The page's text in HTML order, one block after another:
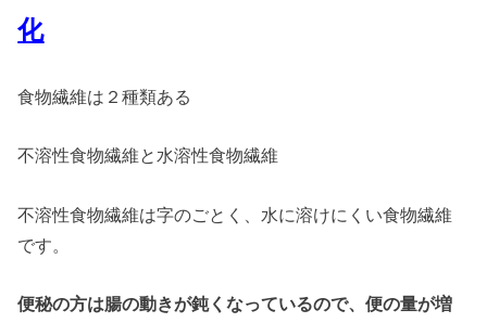
化
食物繊維は２種類ある
不溶性食物繊維と水溶性食物繊維
不溶性食物繊維は字のごとく、水に溶けにくい食物繊維
です。
便秘の方は腸の動きが鈍くなっているので、便の量が増